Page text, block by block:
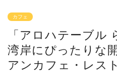
カフェ
「アロハテーブル
湾岸にぴったりな
アンカフェ・レス